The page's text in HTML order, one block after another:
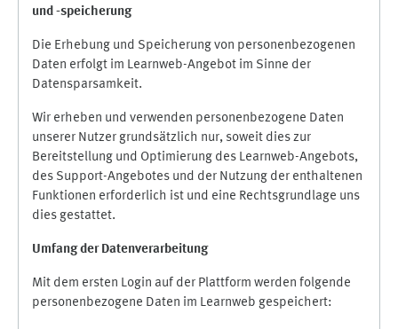
und -speicherung
Die Erhebung und Speicherung von personenbezogenen
Daten erfolgt im Learnweb-Angebot im Sinne der
Datensparsamkeit.
Wir erheben und verwenden personenbezogene Daten
unserer Nutzer grundsätzlich nur, soweit dies zur
Bereitstellung und Optimierung des Learnweb-Angebots,
des Support-Angebotes und der Nutzung der enthaltenen
Funktionen erforderlich ist und eine Rechtsgrundlage uns
dies gestattet.
Umfang der Datenverarbeitung
Mit dem ersten Login auf der Plattform werden folgende
personenbezogene Daten im Learnweb gespeichert: